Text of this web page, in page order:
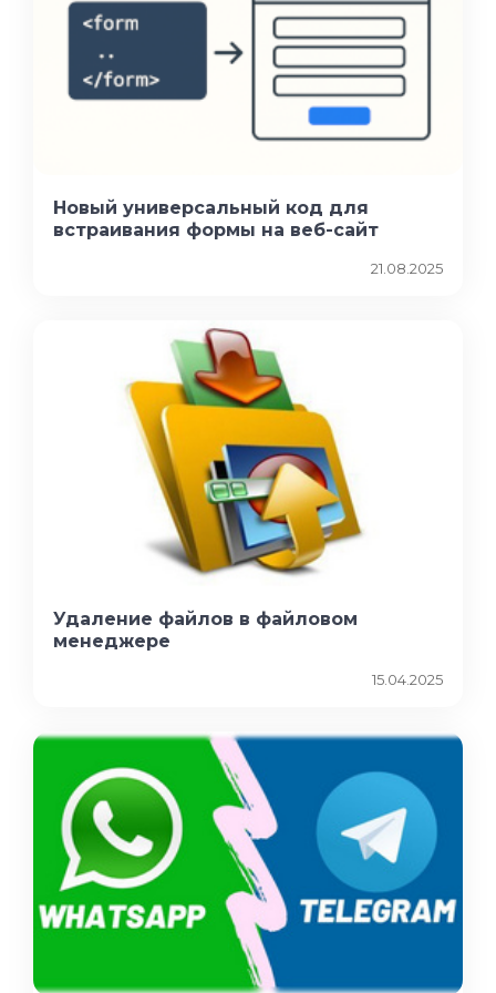
Новый универсальный код для
встраивания формы на веб-сайт
21.08.2025
Удаление файлов в файловом
менеджере
15.04.2025